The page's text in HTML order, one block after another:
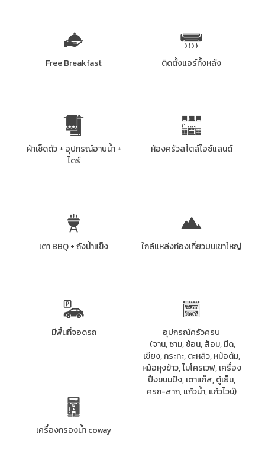
Free Breakfast ติดตั้งแอร์ทั้งหลัง
ผ้าเช็ดตัว + อุปกรณ์อาบน้ำ +
ไดร์
ห้องครัวสไตล์ไอซ์แลนด์
เตา BBQ + ถังน้ำแข็ง ใกล้แหล่งท่องเที่ยวบนเขาใหญ่
มีพื้นที่จอดรถ
อุปกรณ์ครัวครบ
(จาน, ชาม, ช้อน, ส้อม, มีด,
เขียง, กระทะ, ตะหลิว, หม้อต้ม,
หม้อหุงข้าว, ไมโครเวฟ, เครื่อง
ปิ้งขนมปัง, เตาแก๊ส, ตู้เย็น,
ครก-สาก, แก้วน้ำ, แก้วไวน์)
เครื่องกรองน้ำ coway